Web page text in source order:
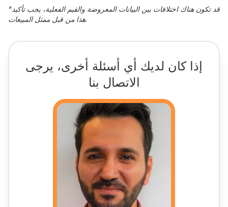
*قد تكون هناك اختلافات بين البيانات المعروضة والقيم الفعلية، يجب تأكيد
هذا من قبل ممثل المبيعات.
إذا كان لديك أي أسئلة أخرى، يرجى
الاتصال بنا